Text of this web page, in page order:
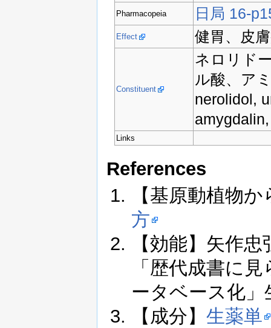
Pharmacopeia 日局 16-
Effect 健胃、皮
Constituent
ネロリド
ル酸、ア
nerolidol,
Links
References
【基原動植物
方
【効能】矢作
「歴代成書に
ータベース化」
【成分】 生薬単